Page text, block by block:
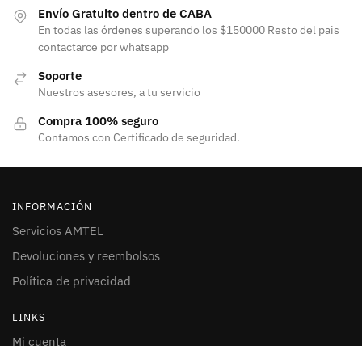
Envío Gratuito dentro de CABA
En todas las órdenes superando los $150000 Resto del pais
contactarce por whatsapp
Soporte
Nuestros asesores, a tu servicio
Compra 100% seguro
Contamos con Certificado de seguridad.
INFORMACIÓN
Servicios AMTEL
Devoluciones y reembolsos
Política de privacidad
LINKS
Mi cuenta